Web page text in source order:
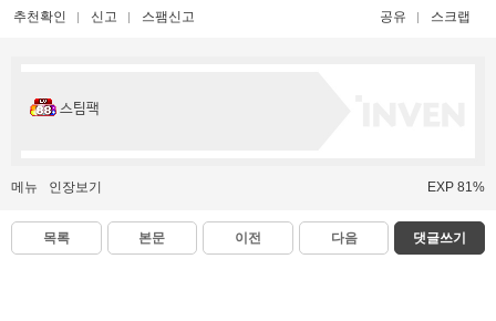
추천확인 신고 스팸신고 공유 스크랩
스팀팩
메뉴 인장보기 EXP 81%
목록 본문 이전 다음 댓글쓰기